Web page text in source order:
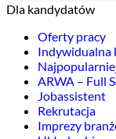
Dla kandydatów
Oferty pracy
Indywidualna
ARWA – Full
Jobassistent
Rekrutacja
Imprezy